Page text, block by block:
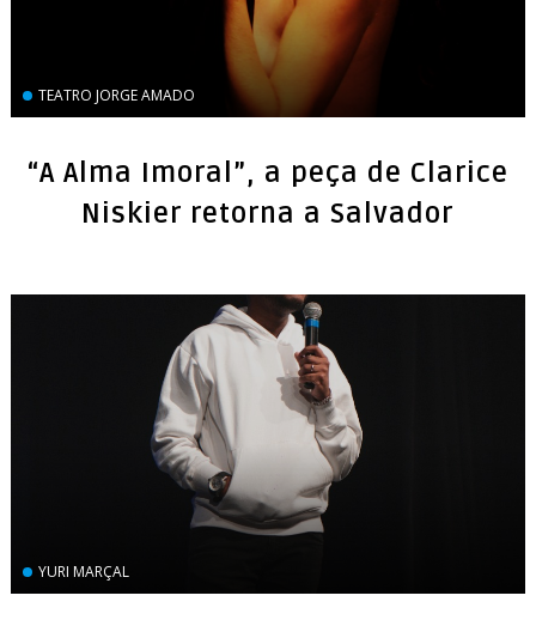
TEATRO JORGE AMADO
“A Alma Imoral”, a peça de Clarice
Niskier retorna a Salvador
YURI MARÇAL